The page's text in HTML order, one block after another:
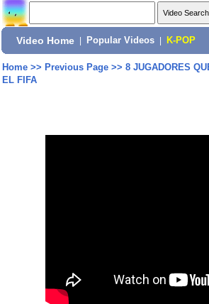
Video Home Popular Videos K-POP
Home>> Previous Page>> 8 JUGADORES
EL FIFA